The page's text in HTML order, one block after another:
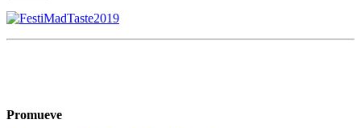
Promueve